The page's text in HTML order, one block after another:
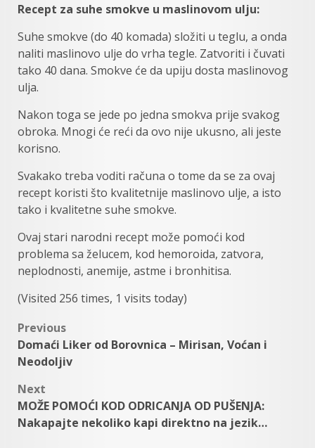
Recept za suhe smokve u maslinovom ulju:
Suhe smokve (do 40 komada) složiti u teglu, a onda
naliti maslinovo ulje do vrha tegle. Zatvoriti i čuvati
tako 40 dana. Smokve će da upiju dosta maslinovog
ulja.
Nakon toga se jede po jedna smokva prije svakog
obroka. Mnogi će reći da ovo nije ukusno, ali jeste
korisno.
Svakako treba voditi računa o tome da se za ovaj
recept koristi što kvalitetnije maslinovo ulje, a isto
tako i kvalitetne suhe smokve.
Ovaj stari narodni recept može pomoći kod
problema sa želucem, kod hemoroida, zatvora,
neplodnosti, anemije, astme i bronhitisa.
(Visited 256 times, 1 visits today)
Post
navigation
Previous
Domaći Liker od Borovnica – Mirisan, Voćan i
Neodoljiv
Next
MOŽE POMOĆI KOD ODRICANJA OD PUŠENJA:
Nakapajte nekoliko kapi direktno na jezik…